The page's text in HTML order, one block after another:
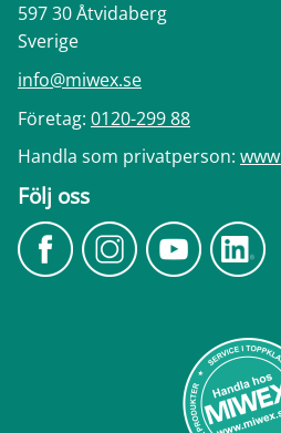
597 30 Åtvidaberg
Sverige
info@miwex.se
Företag: 0120-299 88
Handla som privatperson:
Följ oss